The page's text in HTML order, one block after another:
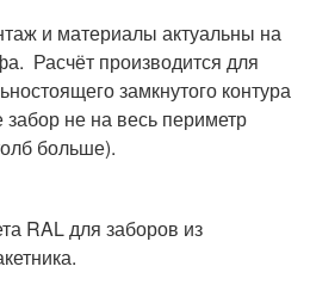
и материалы актуальны на
Расчёт производится для
замкнутого контура
не на весь периметр
больше).
RAL для заборов из